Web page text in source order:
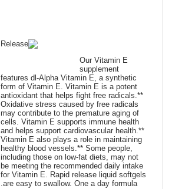
Our Vitamin E
supplement
features dl-Alpha Vitamin E, a synthetic
form of Vitamin E. Vitamin E is a potent
antioxidant that helps fight free radicals.**
Oxidative stress caused by free radicals
may contribute to the premature aging of
cells. Vitamin E supports immune health
and helps support cardiovascular health.**
Vitamin E also plays a role in maintaining
healthy blood vessels.** Some people,
including those on low-fat diets, may not
be meeting the recommended daily intake
for Vitamin E. Rapid release liquid softgels
are easy to swallow. One a day formula.